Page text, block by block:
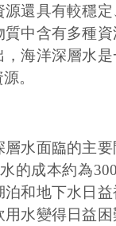
源還具有較穩
質中含有多種
海洋深層水
。
層水面臨的主
的成本約為
泊和地下水日
用水變得日益